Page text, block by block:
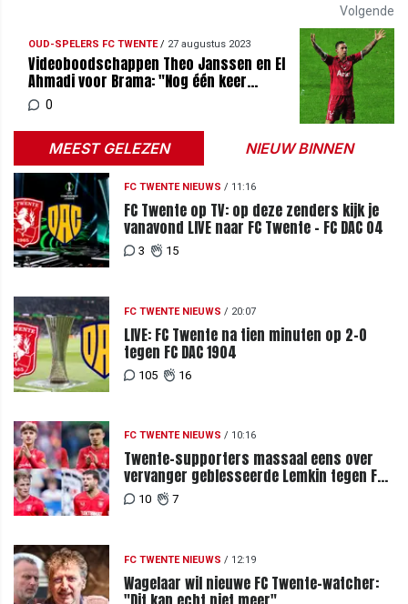
Volgende
OUD-SPELERS FC TWENTE/ 27 augustus 2023
Videoboodschappen Theo Janssen en El
Ahmadi voor Brama: "Nog één keer
schitteren"
0
MEEST GELEZEN NIEUW BINNEN
FC TWENTE NIEUWS / 11:16
FC Twente op TV: op deze zenders kijk je
vanavond LIVE naar FC Twente - FC DAC 04
3 15
FC TWENTE NIEUWS / 20:07
LIVE: FC Twente na tien minuten op 2-0
tegen FC DAC 1904
105 16
FC TWENTE NIEUWS / 10:16
Twente-supporters massaal eens over
vervanger geblesseerde Lemkin tegen FC
DAC 04
10 7
FC TWENTE NIEUWS / 12:19
Wagelaar wil nieuwe FC Twente-watcher: